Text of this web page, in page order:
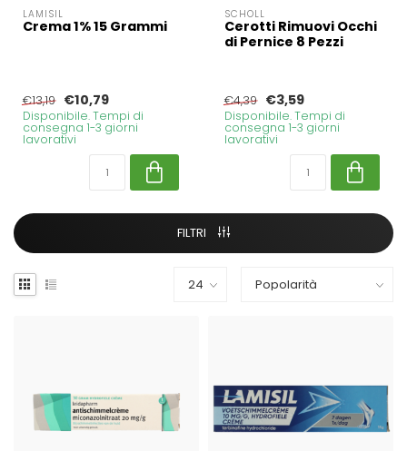
LAMISIL
Crema 1% 15 Grammi
€13,19 €10,79
Disponibile. Tempi di
consegna 1-3 giorni
lavorativi
SCHOLL
Cerotti Rimuovi Occhi
di Pernice 8 Pezzi
€4,39 €3,59
Disponibile. Tempi di
consegna 1-3 giorni
lavorativi
FILTRI